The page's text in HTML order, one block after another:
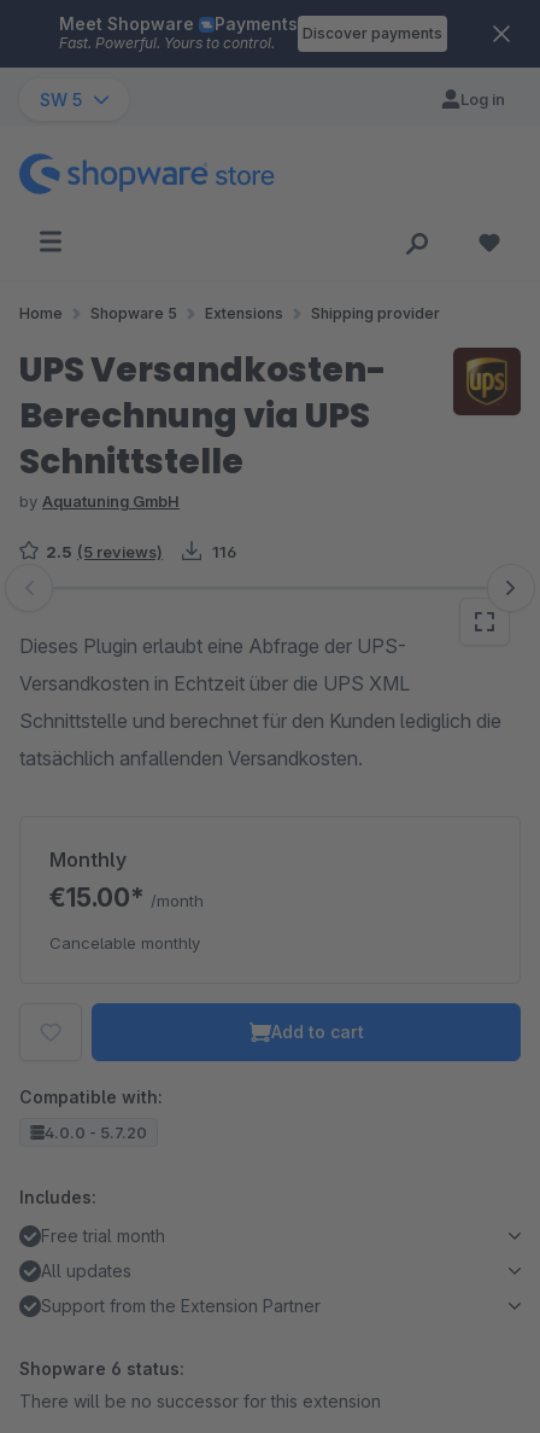
Skip to main content
Meet Shopware Payments
Fast. Powerful. Yours to control.
Discover payments
SW 5 Log in
Home Shopware 5 Extensions Shipping provider
UPS Versandkosten-
Berechnung via UPS
Schnittstelle
by Aquatuning GmbH
2.5 (5 reviews) 116
Skip image gallery
Dieses Plugin erlaubt eine Abfrage der UPS-
Versandkosten in Echtzeit über die UPS XML
Schnittstelle und berechnet für den Kunden lediglich die
tatsächlich anfallenden Versandkosten.
Monthly
€15.00* /month
Cancelable monthly
Add to cart
Compatible with:
4.0.0 - 5.7.20
Includes:
Free trial month
All updates
Support from the Extension Partner
Shopware 6 status:
There will be no successor for this extension